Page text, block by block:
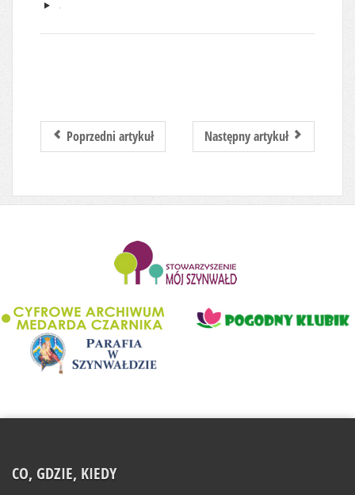
Poprzedni artykuł Następny artykuł
CO, GDZIE, KIEDY